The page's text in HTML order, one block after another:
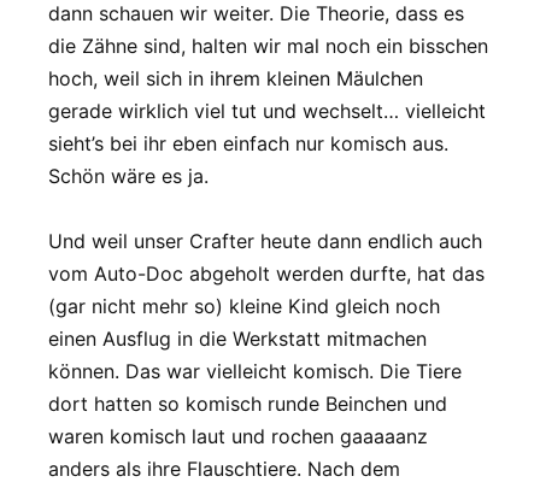
dann schauen wir weiter. Die Theorie, dass es
die Zähne sind, halten wir mal noch ein bisschen
hoch, weil sich in ihrem kleinen Mäulchen
gerade wirklich viel tut und wechselt… vielleicht
sieht’s bei ihr eben einfach nur komisch aus.
Schön wäre es ja.
Und weil unser Crafter heute dann endlich auch
vom Auto-Doc abgeholt werden durfte, hat das
(gar nicht mehr so) kleine Kind gleich noch
einen Ausflug in die Werkstatt mitmachen
können. Das war vielleicht komisch. Die Tiere
dort hatten so komisch runde Beinchen und
waren komisch laut und rochen gaaaaanz
anders als ihre Flauschtiere. Nach dem